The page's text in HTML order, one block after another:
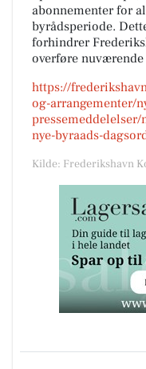
abonnementer for
byrådsperiode.
forhindrer
overføre
https://
og-arrangementer/
pressemeddelelser/
nye-byraads-
Kilde: Frederikshavn